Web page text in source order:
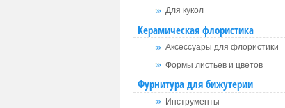
Для кукол
Керамическая флористика
Аксессуары для флористики
Формы листьев и цветов
Фурнитура для бижутерии
Инструменты